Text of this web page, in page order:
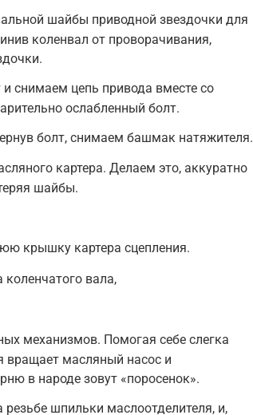
шайбы приводной звездочки для
коленвал от проворачивания,
снимаем цепь привода вместе со
ослабленный болт.
болт, снимаем башмак натяжителя.
картера. Делаем это, аккуратно
шайбы.
крышку картера сцепления.
вала,
механизмов. Помогая себе слегка
вращает масляный насос и
в народе зовут «поросенок».
резьбе шпильки маслоотделителя, и,